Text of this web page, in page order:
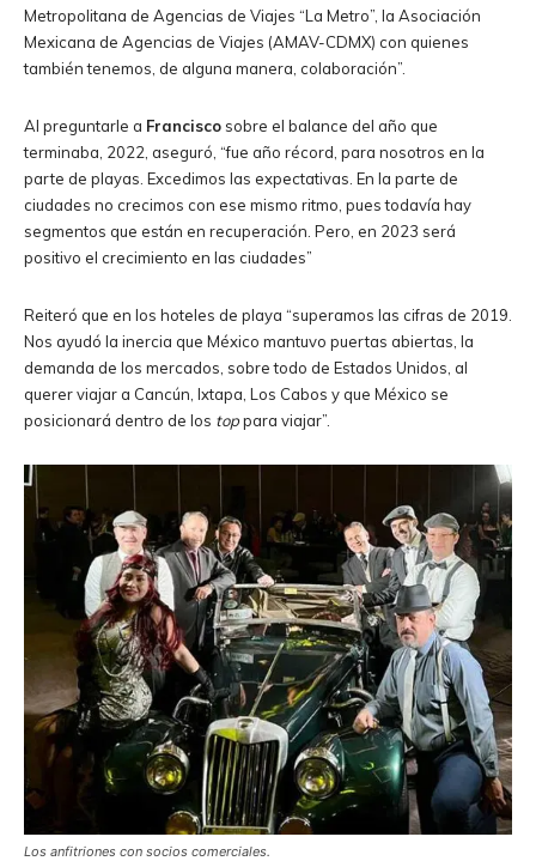
Metropolitana de Agencias de Viajes “La Metro”, la Asociación
Mexicana de Agencias de Viajes (AMAV-CDMX) con quienes
también tenemos, de alguna manera, colaboración”.
Al preguntarle a Francisco sobre el balance del año que
terminaba, 2022, aseguró, “fue año récord, para nosotros en la
parte de playas. Excedimos las expectativas. En la parte de
ciudades no crecimos con ese mismo ritmo, pues todavía hay
segmentos que están en recuperación. Pero, en 2023 será
positivo el crecimiento en las ciudades”
Reiteró que en los hoteles de playa “superamos las cifras de 2019.
Nos ayudó la inercia que México mantuvo puertas abiertas, la
demanda de los mercados, sobre todo de Estados Unidos, al
querer viajar a Cancún, Ixtapa, Los Cabos y que México se
posicionará dentro de los toppara viajar”.
Los anfitriones con socios comerciales.